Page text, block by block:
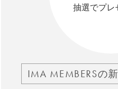
抽選でプレ
IMA MEMBERSの